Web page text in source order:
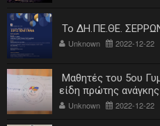
Το ΔΗ.ΠΕ.ΘΕ. ΣΕΡΡΩΝ
Unknown 2022-12-22
Μαθητές του 5ου
είδη πρώτης
Unknown 2022-12-22